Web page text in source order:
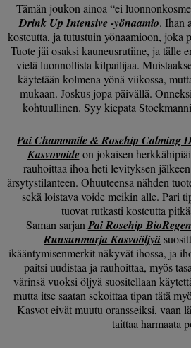
Tämän joukon ainoa “ei
Drink Up Intensive -yönaamio. Ihan
kosteutta, ja tutustuin yönaamioon,
Tuote jäi osaksi kauneusrutiine, ja tälle
vielä luonnollista kilpailijaa.
käytetään kolmena yönä viikossa,
mukaan. Joskus jopa päivällä.
kohtuullinen. Syy kiepata
Pai Chamomile & Rosehip Calming
Kasvovoideon jokaisen
rauhoittaa ihoa heti levityksen
ärsytystilanteen. Ohuuteensa nähden
sekä loistava voide meikin alle. Pari
tuovat rutkasti kosteutta
Saman sarjan Pai Rosehip
Ruusunmarja Kasvoöljyä
ikääntymisenmerkit näkyvät ihossa, ja
paitsi uudistaa ja rauhoittaa, myös
värinsä vuoksi öljyä suositellaan
mutta itse saatan sekoittaa tipan tätä
Kasvot eivät muutu oransseiksi, vaan
taittaa harmaata